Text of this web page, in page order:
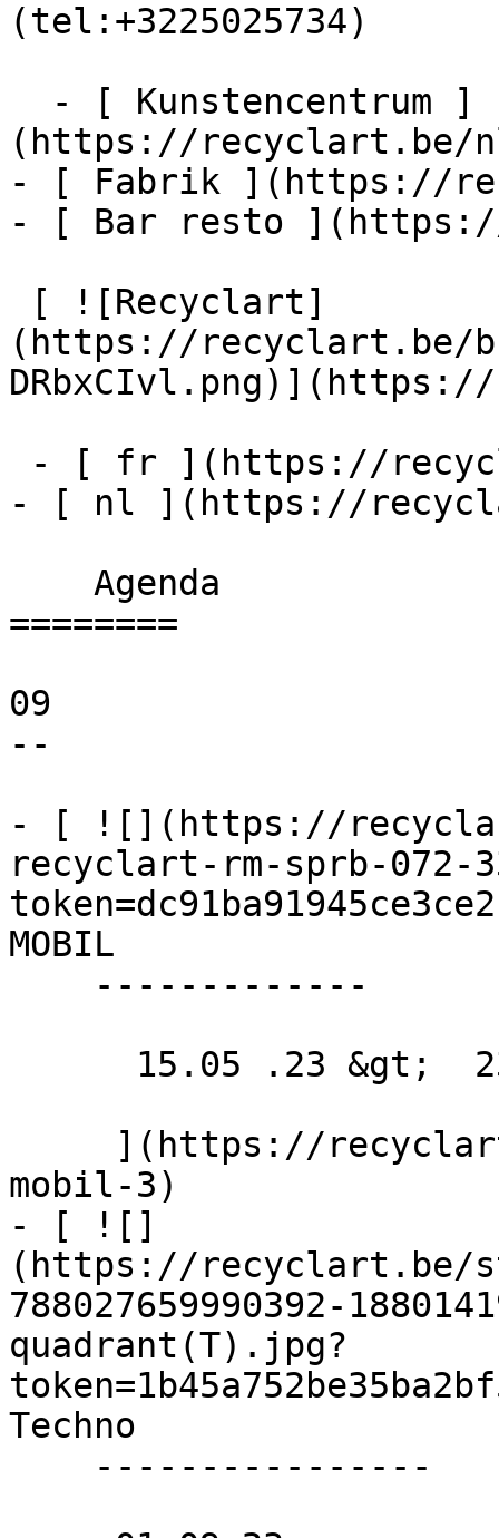
(tel:+3225025734)
(https://recyclart.be/
- [ Fabrik ](https://
- [ Bar resto
(https://recyclart.be/
- [ nl ](https://
========
09
--
- [ ![](https://
recyclart-rm-sprb-072-
MOBIL
mobil-3)
- [ ![]
(https://recyclart.be/
788027659990392-
quadrant(T).jpg?
Techno